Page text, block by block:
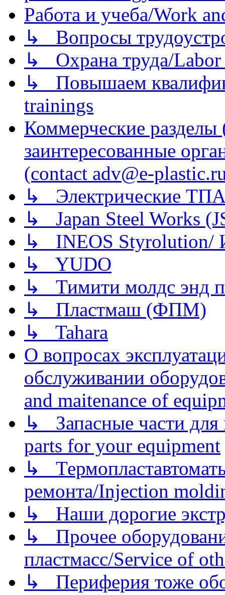
Работа и учеба/Work
↳ Вопросы
↳ Охрана труда/Labor
↳ Повышаем
trainings
Коммерческие
заинтересованные
(contact adv@e-
↳ Электрические
↳ Japan Steel Works
↳ INEOS
↳ YUDO
↳ Тимити молдс энд
↳ Пластмаш (ФПМ)
↳ Tahara
О вопросах
обслуживании
and maitenance of
↳ Запасные части для
parts for your equipment
↳
ремонта/Injection
↳ Наши дорогие
↳ Прочее
пластмасс/Service of
↳ Периферия тоже